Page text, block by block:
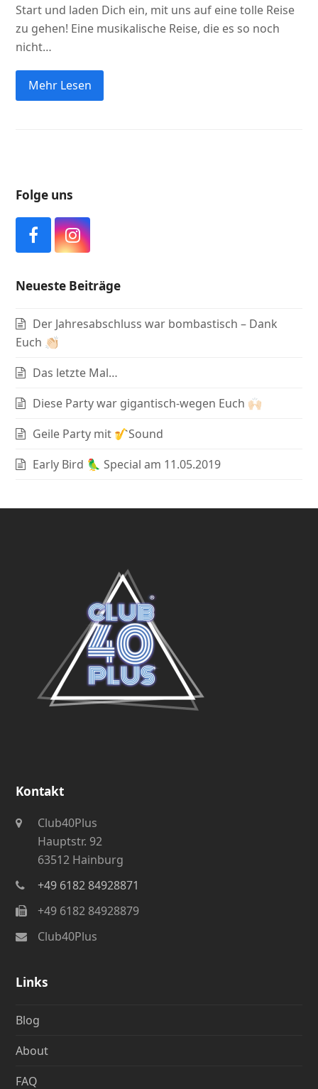
Start und laden Dich ein, mit uns auf eine tolle Reise
zu gehen! Eine musikalische Reise, die es so noch
nicht…
Mehr Lesen
Folge uns
F
a
e
o
o
I
n
s
t
g
m
Neueste Beiträge
Der Jahresabschluss war bombastisch – Dank
Euch 👏🏻
Das letzte Mal…
Diese Party war gigantisch-wegen Euch 🙌🏻
Geile Party mit 🎷Sound
Early Bird 🦜 Special am 11.05.2019
Kontakt
Club40Plus
Hauptstr. 92
63512 Hainburg
+49 6182 84928871
+49 6182 84928879
Club40Plus
Links
Blog
About
FAQ